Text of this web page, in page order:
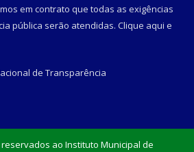
em contrato que todas as exigências
pública serão atendidas. Clique aqui e
de Transparência
ao Instituto Municipal de